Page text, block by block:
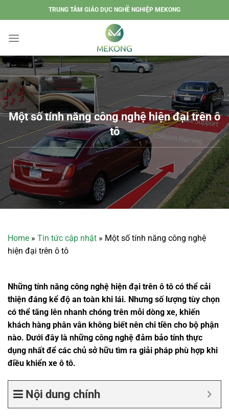
đến
dung
TRUNG TÂM GIÁO DỤC NGHỀ NGHIỆP MEKONG
Một số tính năng công nghệ hiện đại trên ô
tô
Home » Tin tức cập nhật » Một số tính năng công nghệ
hiện đại trên ô tô
Những tính năng công nghệ hiện đại trên ô tô có thể cải
thiện đáng kể độ an toàn khi lái. Nhưng số lượng tùy chọn
có thể tăng lên nhanh chóng trên mỗi dòng xe, khiến
khách hàng phân vân không biết nên chi tiền cho bộ phận
nào. Dưới đây là những công nghệ đảm bảo tính thực
dụng nhất để các chủ sở hữu tìm ra giải pháp phù hợp khi
điều khiển xe ô tô.
Nội dung chính